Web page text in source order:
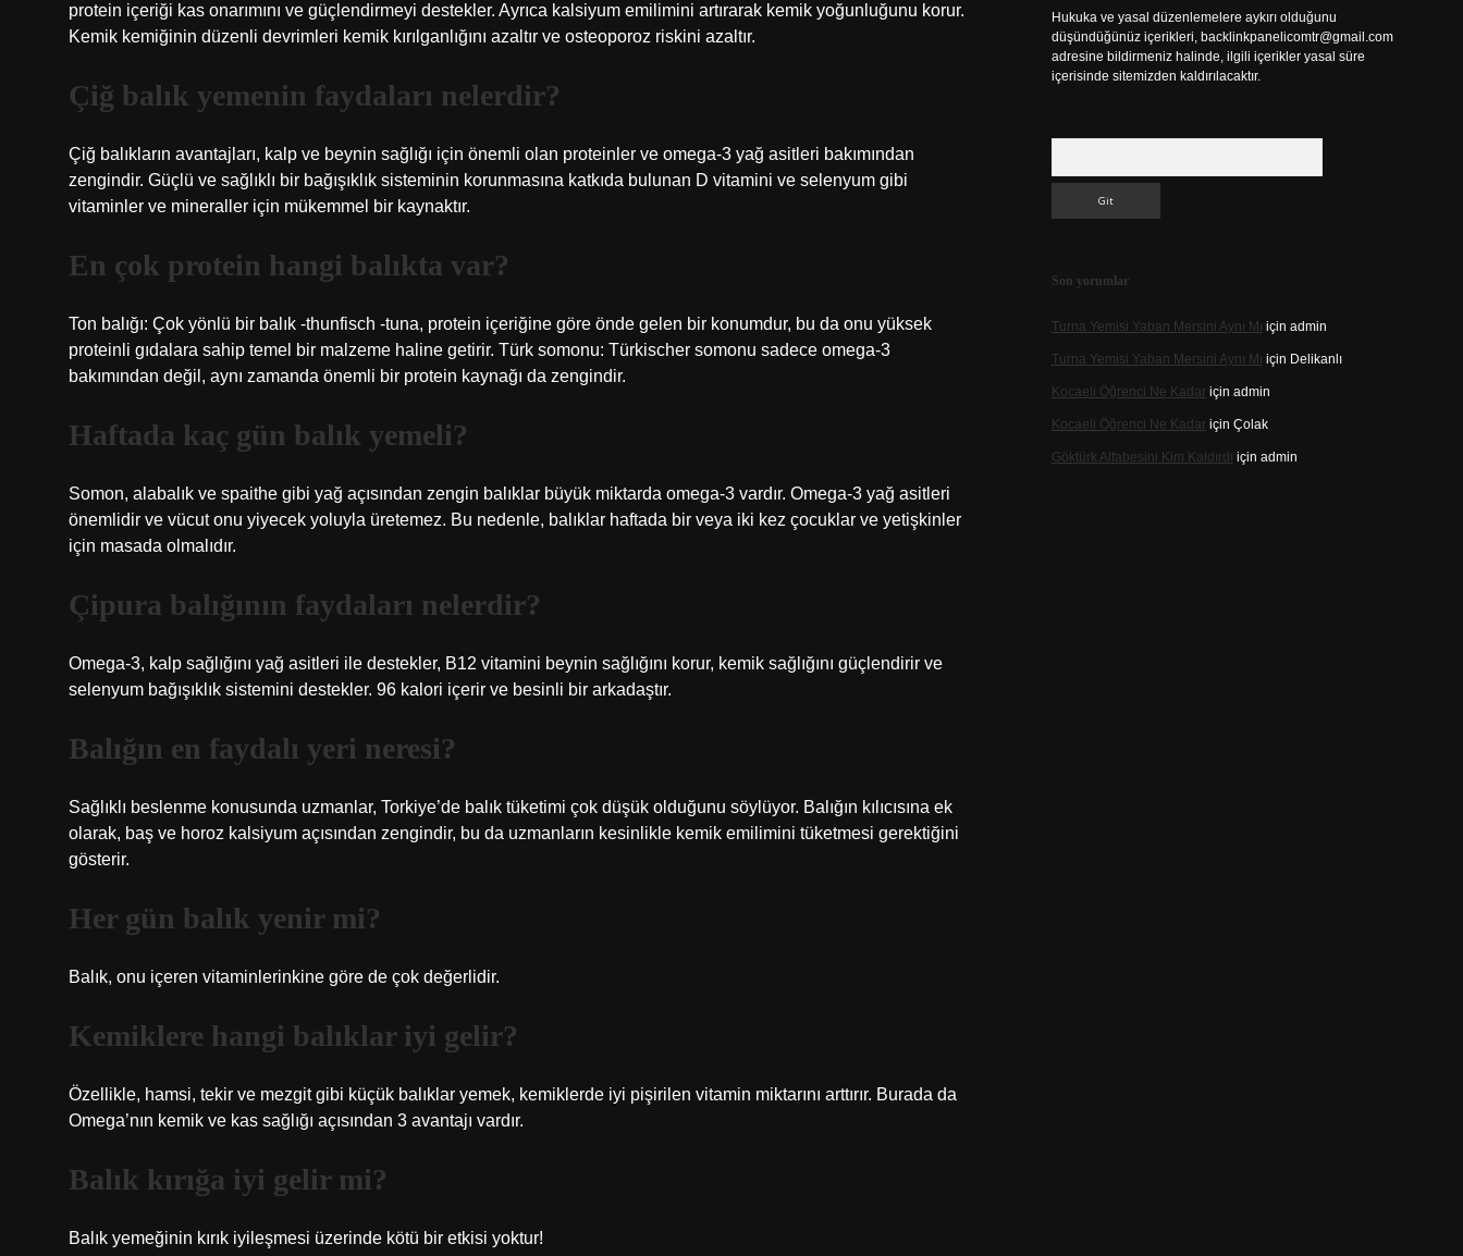
protein içeriği kas onarımını ve güçlendirmeyi destekler. Ayrıca kalsiyum emilimini artırarak kemik yoğunluğunu korur.
Kemik kemiğinin düzenli devrimleri kemik kırılganlığını azaltır ve osteoporoz riskini azaltır.
Çiğ balık yemenin faydaları nelerdir?
Çiğ balıkların avantajları, kalp ve beynin sağlığı için önemli olan proteinler ve omega-3 yağ asitleri bakımından
zengindir. Güçlü ve sağlıklı bir bağışıklık sisteminin korunmasına katkıda bulunan D vitamini ve selenyum gibi
vitaminler ve mineraller için mükemmel bir kaynaktır.
En çok protein hangi balıkta var?
Ton balığı: Çok yönlü bir balık -thunfisch -tuna, protein içeriğine göre önde gelen bir konumdur, bu da onu yüksek
proteinli gıdalara sahip temel bir malzeme haline getirir. Türk somonu: Türkischer somonu sadece omega-3
bakımından değil, aynı zamanda önemli bir protein kaynağı da zengindir.
Haftada kaç gün balık yemeli?
Somon, alabalık ve spaithe gibi yağ açısından zengin balıklar büyük miktarda omega-3 vardır. Omega-3 yağ asitleri
önemlidir ve vücut onu yiyecek yoluyla üretemez. Bu nedenle, balıklar haftada bir veya iki kez çocuklar ve yetişkinler
için masada olmalıdır.
Çipura balığının faydaları nelerdir?
Omega-3, kalp sağlığını yağ asitleri ile destekler, B12 vitamini beynin sağlığını korur, kemik sağlığını güçlendirir ve
selenyum bağışıklık sistemini destekler. 96 kalori içerir ve besinli bir arkadaştır.
Balığın en faydalı yeri neresi?
Sağlıklı beslenme konusunda uzmanlar, Torkiye’de balık tüketimi çok düşük olduğunu söylüyor. Balığın kılıcısına ek
olarak, baş ve horoz kalsiyum açısından zengindir, bu da uzmanların kesinlikle kemik emilimini tüketmesi gerektiğini
gösterir.
Her gün balık yenir mi?
Balık, onu içeren vitaminlerinkine göre de çok değerlidir.
Kemiklere hangi balıklar iyi gelir?
Özellikle, hamsi, tekir ve mezgit gibi küçük balıklar yemek, kemiklerde iyi pişirilen vitamin miktarını arttırır. Burada da
Omega’nın kemik ve kas sağlığı açısından 3 avantajı vardır.
Balık kırığa iyi gelir mi?
Balık yemeğinin kırık iyileşmesi üzerinde kötü bir etkisi yoktur!
Hukuka ve yasal düzenlemelere aykırı olduğunu
düşündüğünüz içerikleri, backlinkpanelicomtr@gmail.com
adresine bildirmeniz halinde, ilgili içerikler yasal süre
içerisinde sitemizden kaldırılacaktır.
Son yorumlar
Turna Yemisi Yaban Mersini Aynı Mı için admin
Turna Yemisi Yaban Mersini Aynı Mı için Delikanlı
Kocaeli Öğrenci Ne Kadariçin admin
Kocaeli Öğrenci Ne Kadariçin Çolak
Göktürk Alfabesini Kim Kaldırdı için admin